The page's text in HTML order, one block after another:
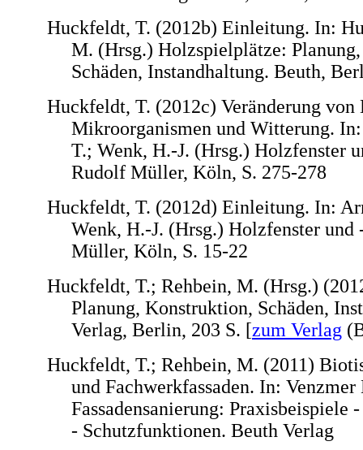
Huckfeldt, T. (2012b) Einleitung. In:
M. (Hrsg.) Holzspielplätze:
Schäden, Instandhaltung. Beuth,
Huckfeldt, T. (2012c) Veränderung
Mikroorganismen und Witterung.
T.; Wenk, H.-J. (Hrsg.) Holzfenster
Rudolf Müller, Köln, S. 275-278
Huckfeldt, T. (2012d) Einleitung. In:
Wenk, H.-J. (Hrsg.) Holzfenster
Müller, Köln, S. 15-22
Huckfeldt, T.; Rehbein, M. (Hrsg.)
Planung, Konstruktion, Schäden,
Verlag, Berlin, 203 S. [zum Verlag
Huckfeldt, T.; Rehbein, M. (2011)
und Fachwerkfassaden. In: Venzmer
Fassadensanierung: Praxisbeispiele
- Schutzfunktionen. Beuth Verlag